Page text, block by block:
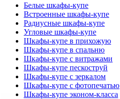
Белые шкафы-купе
Встроенные шкафы-купе
Радиусные шкафы-купе
Угловые шкафы-купе
Шкафы-купе в прихожую
Шкафы-купе в спальню
Шкафы-купе с витражами
Шкафы-купе пескоструй
Шкафы-купе с зеркалом
Шкафы-купе с фотопечатью
Шкафы-купе эконом-класса